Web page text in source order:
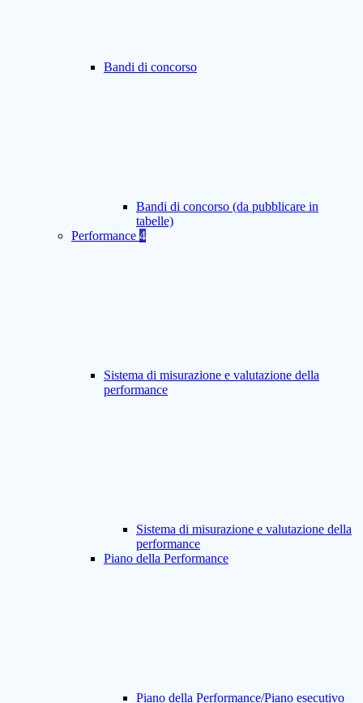
Bandi di concorso
Bandi di concorso (da pubblicare in
tabelle)
Performance 4
Sistema di misurazione e valutazione della
performance
Sistema di misurazione e valutazione della
performance
Piano della Performance
Piano della Performance/Piano esecutivo